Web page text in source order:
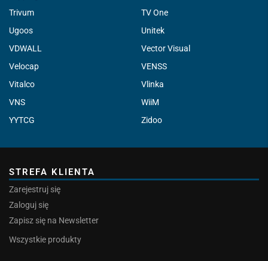
Trivum
TV One
Ugoos
Unitek
VDWALL
Vector Visual
Velocap
VENSS
Vitalco
Vlinka
VNS
WiiM
YYTCG
Zidoo
STREFA KLIENTA
Zarejestruj się
Zaloguj się
Zapisz się na Newsletter
Wszystkie produkty